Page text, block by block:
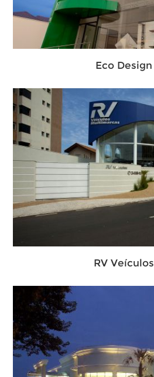
Eco Design
RV Veículos